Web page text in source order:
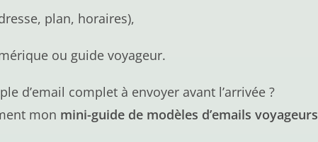
plan, horaires),
ou guide voyageur.
d’email complet à envoyer avant l’arrivée ?
mon mini-guide de modèles d’emails voyageurs